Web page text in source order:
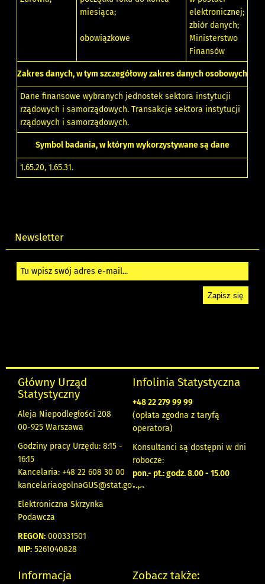
miesiąca;
obowiązkowe
elektronicznej;
zbiór danych;
Ministerstwo
Finansów
Zakres danych, w tym szczegółowy zakres danych osobowych
Dane finansowe wybranych jednostek sektora instytucji
rządowych i samorządowych. Transakcje sektora instytucji
rządowych i samorządowych.
Symbol badania, w którym wykorzystywane są dane
1.65.20,1.65.31.
Newsletter
Główny Urząd
Statystyczny
Aleja Niepodległości 208
00-925 Warszawa
Godziny pracy Urzędu: 8:15 -
16:15
Kancelaria: +48 22 608 30 00
kancelariaogolnaGUS@stat.gov.pl
Elektroniczna Skrzynka
Podawcza
REGON: 000331501
NIP: 5261040828
Infolinia Statystyczna
+48 22 279 99 99
(opłata zgodna z taryfą
operatora)
Konsultanci są dostępni w dni
robocze:
pon.- pt.: godz. 8.00 - 15.00
Informacja Zobacz także: